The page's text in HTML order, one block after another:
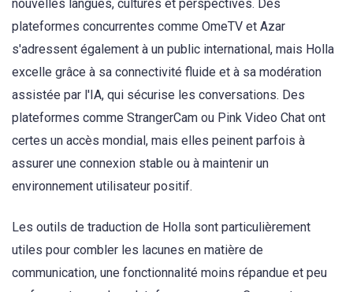
nouvelles langues, cultures et perspectives. Des
plateformes concurrentes comme OmeTV et Azar
s'adressent également à un public international, mais Holla
excelle grâce à sa connectivité fluide et à sa modération
assistée par l'IA, qui sécurise les conversations. Des
plateformes comme StrangerCam ou Pink Video Chat ont
certes un accès mondial, mais elles peinent parfois à
assurer une connexion stable ou à maintenir un
environnement utilisateur positif.
Les outils de traduction de Holla sont particulièrement
utiles pour combler les lacunes en matière de
communication, une fonctionnalité moins répandue et peu